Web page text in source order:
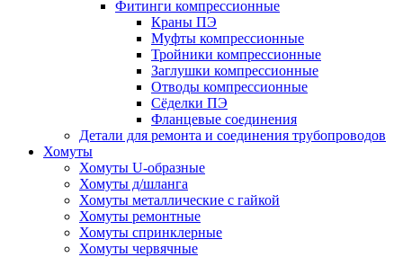
Фитинги компрессионные
Краны ПЭ
Муфты компрессионные
Тройники компрессионные
Заглушки компрессионные
Отводы компрессионные
Сёделки ПЭ
Фланцевые соединения
Детали для ремонта и соединения трубопроводов
Хомуты
Хомуты U-образные
Хомуты д/шланга
Хомуты металлические с гайкой
Хомуты ремонтные
Хомуты спринклерные
Хомуты червячные